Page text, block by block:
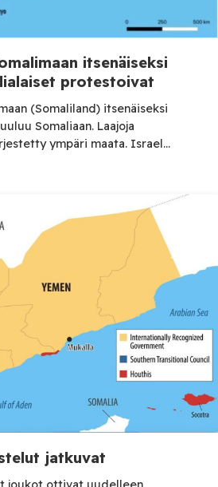
itsenäiseksi
protestoivat
(Somaliland) itsenäiseksi
Somaliaan. Laajoja
ympäri maata. Israel
tunnustustaan vetoamalla
kokoontuivat stadionille
johdolla vaatimaan Somalian
Mielenosoituksia raportoitiin
jaetuilla
protestoivat iskulausein
[…]
jatkuvat